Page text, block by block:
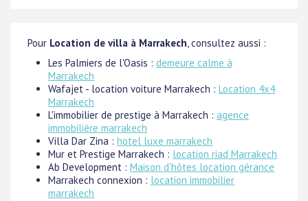
Pour Location de villa à Marrakech, consultez aussi :
Les Palmiers de l'Oasis : demeure calme à
Marrakech
Wafajet - location voiture Marrakech : Location 4x4
Marrakech
L'immobilier de prestige à Marrakech : agence
immobilière marrakech
Villa Dar Zina : hotel luxe marrakech
Mur et Prestige Marrakech : location riad Marrakech
Ab Development : Maison d'hôtes location gérance
Marrakech connexion : location immobilier
marrakech